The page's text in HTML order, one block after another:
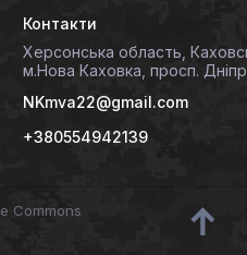
Контакти
Херсонська область,
м.Нова Каховка, просп.
NKmva22@gmail.com
+380554942139
Commons